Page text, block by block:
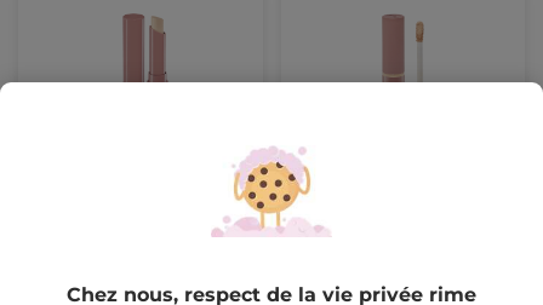
15,90 €
Anticernes Liquide
Flaconnette
21,90 €
Chez nous, respect de la vie privée rime